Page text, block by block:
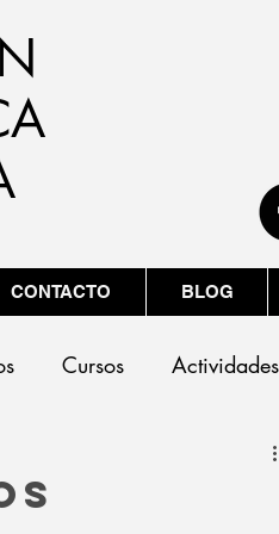
Cursos Actividades
CONTACTO BLOG